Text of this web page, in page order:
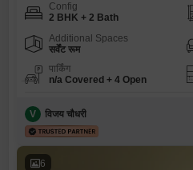
Config
2 BHK + 2 Bath
Additional Spaces
सर्वेंट रूम
पार्किंग
n/a Covered + 4 Open
V विजय चौधरी
6